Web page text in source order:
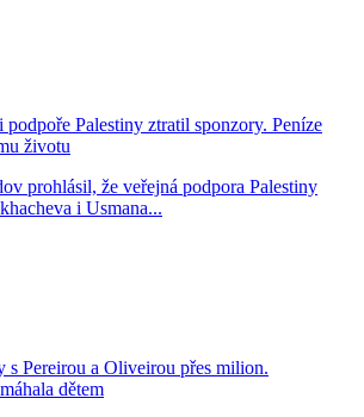
Palestiny ztratil sponzory. Peníze
životu
prohlásil, že veřejná podpora Palestiny
i Usmana...
s Pereirou a Oliveirou přes milion.
dětem